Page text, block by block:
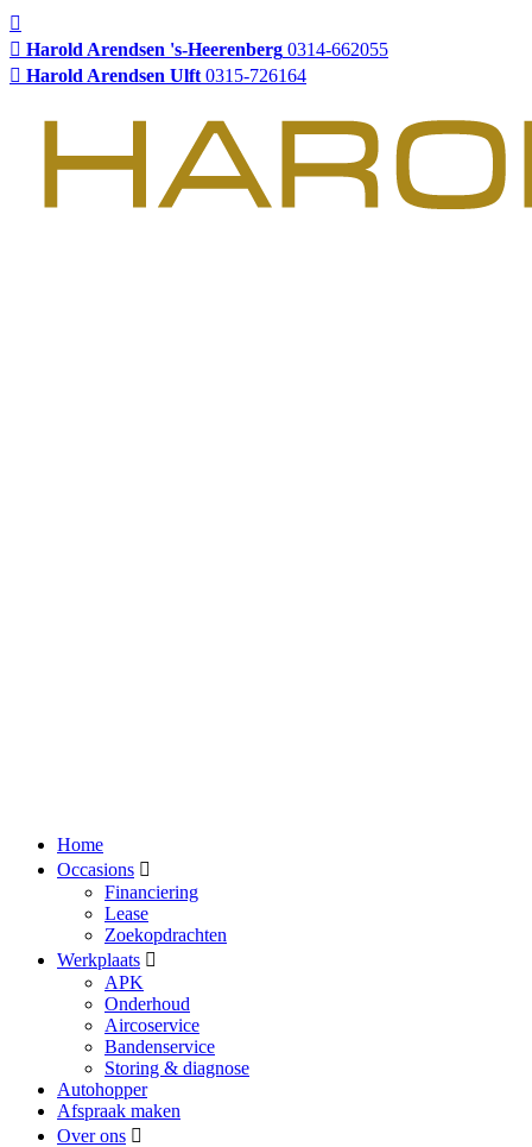
Harold Arendsen 's-Heerenberg 0314-662055
Harold Arendsen Ulft 0315-726164
Home
Occasions
Financiering
Lease
Zoekopdrachten
Werkplaats
APK
Onderhoud
Aircoservice
Bandenservice
Storing & diagnose
Autohopper
Afspraak maken
Over ons